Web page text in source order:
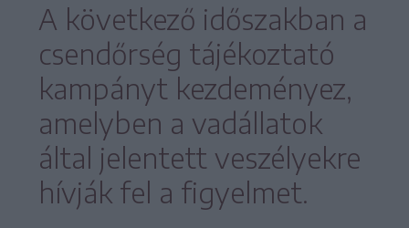
A következő időszakban a
csendőrség tájékoztató
kampányt kezdeményez,
amelyben a vadállatok
által jelentett veszélyekre
hívják fel a figyelmet.